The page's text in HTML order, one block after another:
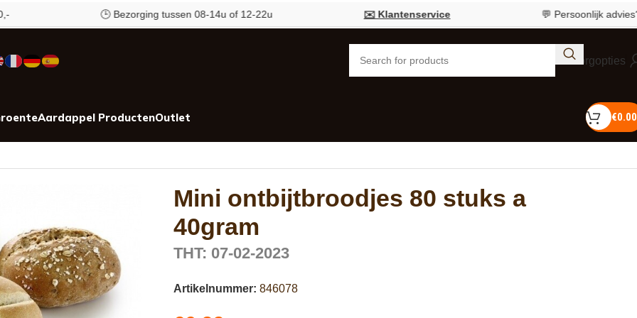
🕒 Bezorging tussen 08-14u of 12-22u ✉️ Klantenservice 💬 Persoonlijk advies?Bel
Bezorgopties
Aardappel ProductenOutlet €0.00
Mini ontbijtbroodjes 80 stuks a
40gram
THT: 07-02-2023
Artikelnummer: 846078